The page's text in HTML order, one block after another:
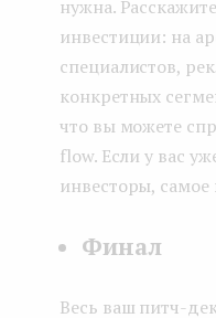
нужна.
инвестиции: на
специалистов,
конкретных
что вы можете
flow. Если у вас
инвесторы,
Финал
Весь ваш питч-